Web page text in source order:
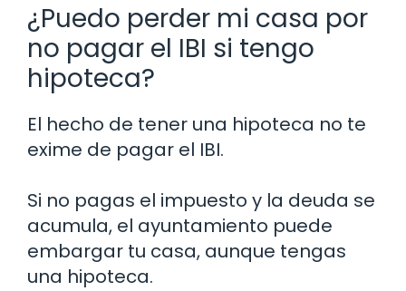
¿Puedo perder mi casa por
no pagar el IBI si tengo
hipoteca?
El hecho de tener una hipoteca no te
exime de pagar el IBI.
Si no pagas el impuesto y la deuda se
acumula, el ayuntamiento puede
embargar tu casa, aunque tengas
una hipoteca.